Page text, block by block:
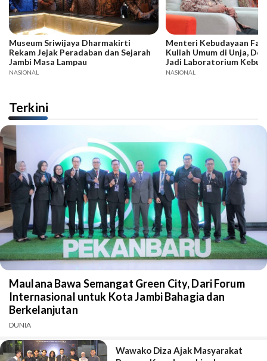
Museum Sriwijaya Dharmakirti
Rekam Jejak Peradaban dan Sejarah
Jambi Masa Lampau
NASIONAL
Menteri Kebudayaan
Kuliah Umum di Unja,
Jadi Laboratorium
NASIONAL
Terkini
Maulana Bawa Semangat Green City, Dari Forum
Internasional untuk Kota Jambi Bahagia dan
Berkelanjutan
DUNIA
Wawako Diza Ajak Masyarakat